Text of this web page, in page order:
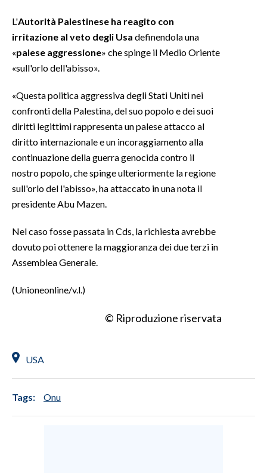
L'Autorità Palestinese ha reagito con
irritazione al veto degli Usa definendola una
«palese aggressione» che spinge il Medio Oriente
«sull'orlo dell'abisso».
«Questa politica aggressiva degli Stati Uniti nei
confronti della Palestina, del suo popolo e dei suoi
diritti legittimi rappresenta un palese attacco al
diritto internazionale e un incoraggiamento alla
continuazione della guerra genocida contro il
nostro popolo, che spinge ulteriormente la regione
sull'orlo del l'abisso», ha attaccato in una nota il
presidente Abu Mazen.
Nel caso fosse passata in Cds, la richiesta avrebbe
dovuto poi ottenere la maggioranza dei due terzi in
Assemblea Generale.
(Unioneonline/v.l.)
© Riproduzione riservata
USA
Tags: Onu